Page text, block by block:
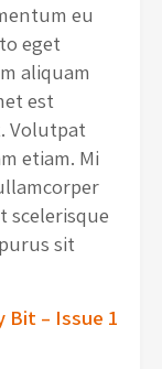
eu
eget
aliquam
est
Volutpat
etiam. Mi
scelerisque
sit
Bit – Issue 1